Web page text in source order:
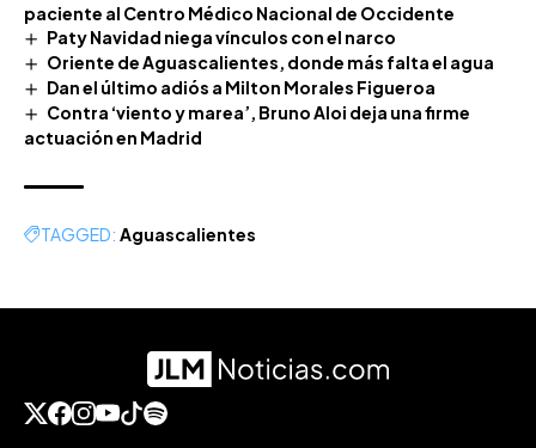
paciente al Centro Médico Nacional de Occidente
Paty Navidad niega vínculos con el narco
Oriente de Aguascalientes, donde más falta el agua
Dan el último adiós a Milton Morales Figueroa
Contra ‘viento y marea’, Bruno Aloi deja una firme
actuación en Madrid
TAGGED: Aguascalientes